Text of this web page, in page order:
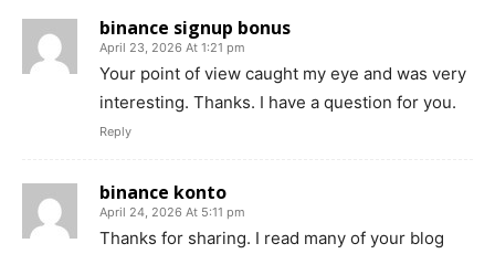
binance signup bonus
April 23, 2026 At 1:21 pm
Your point of view caught my eye and was very
interesting. Thanks. I have a question for you.
Reply
binance konto
April 24, 2026 At 5:11 pm
Thanks for sharing. I read many of your blog